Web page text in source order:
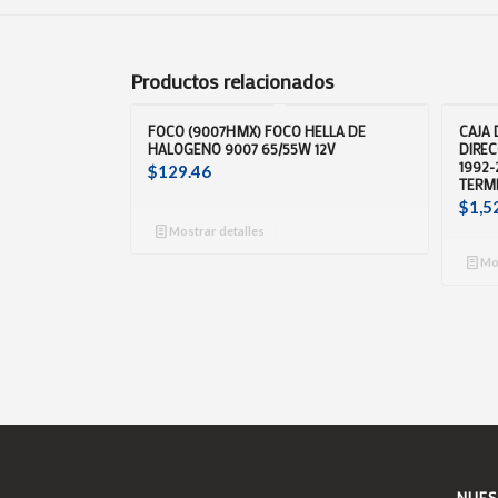
Productos relacionados
FOCO (9007HMX) FOCO HELLA DE
HALOGENO 9007 65/55W 12V
$129.46
Mostrar detalles
CAJA
1992-
$